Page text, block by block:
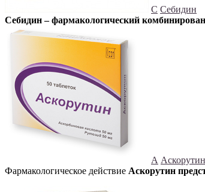
С Себидин
Себидин – фармакологический
А Аскорутин
Фармакологическое действие Аскорутин